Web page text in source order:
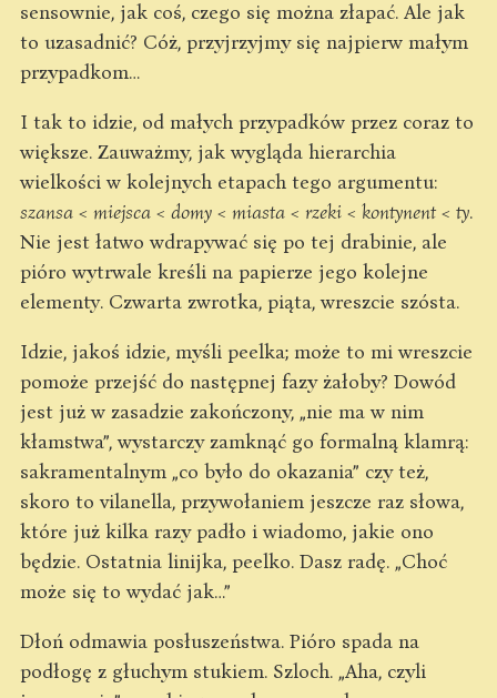
sensownie, jak coś, czego się można złapać. Ale jak
to uzasadnić? Cóż, przyjrzyjmy się najpierw małym
przypadkom…
I tak to idzie, od małych przypadków przez coraz to
większe. Zauważmy, jak wygląda hierarchia
wielkości w kolejnych etapach tego argumentu:
szansa < miejsca < domy < miasta < rzeki < kontynent < ty.
Nie jest łatwo wdrapywać się po tej drabinie, ale
pióro wytrwale kreśli na papierze jego kolejne
elementy. Czwarta zwrotka, piąta, wreszcie szósta.
Idzie, jakoś idzie, myśli peelka; może to mi wreszcie
pomoże przejść do następnej fazy żałoby? Dowód
jest już w zasadzie zakończony, „nie ma w nim
kłamstwa”, wystarczy zamknąć go formalną klamrą:
sakramentalnym „co było do okazania” czy też,
skoro to vilanella, przywołaniem jeszcze raz słowa,
które już kilka razy padło i wiadomo, jakie ono
będzie. Ostatnia linijka, peelko. Dasz radę. „Choć
może się to wydać jak…”
Dłoń odmawia posłuszeństwa. Pióro spada na
podłogę z głuchym stukiem. Szloch. „Aha, czyli